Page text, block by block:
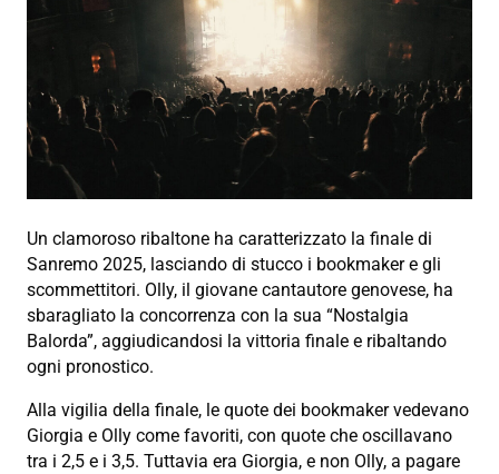
Un clamoroso ribaltone ha caratterizzato la finale di
Sanremo 2025, lasciando di stucco i bookmaker e gli
scommettitori. Olly, il giovane cantautore genovese, ha
sbaragliato la concorrenza con la sua “Nostalgia
Balorda”, aggiudicandosi la vittoria finale e ribaltando
ogni pronostico.
Alla vigilia della finale, le quote dei bookmaker vedevano
Giorgia e Olly come favoriti, con quote che oscillavano
tra i 2,5 e i 3,5. Tuttavia era Giorgia, e non Olly, a pagare